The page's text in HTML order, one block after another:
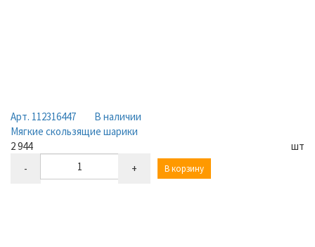
Арт. 112316447
В наличии
Мягкие скользящие шарики
2 944
шт
-
+ В корзину